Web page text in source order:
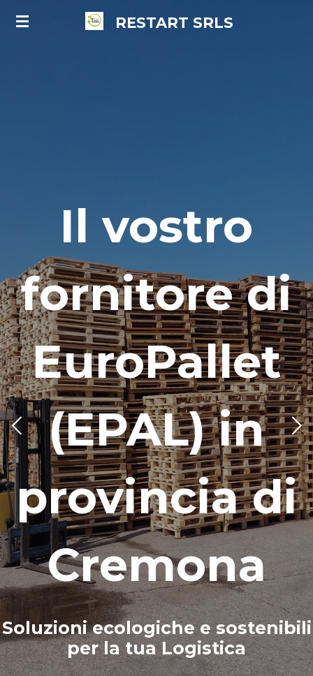
Vai
RESTART SRLS
Il vostro
fornitore di
EuroPallet
(EPAL) in
provincia di
Cremona
Soluzioni ecologiche e sostenibili
per la tua Logistica